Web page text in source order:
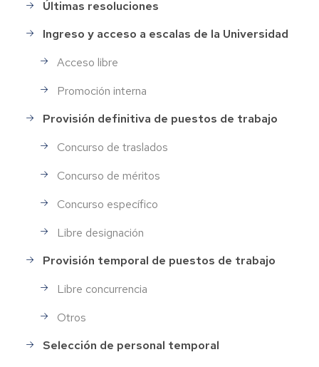
Últimas resoluciones
Ingreso y acceso a escalas de la Universidad
Acceso libre
Promoción interna
Provisión definitiva de puestos de trabajo
Concurso de traslados
Concurso de méritos
Concurso específico
Libre designación
Provisión temporal de puestos de trabajo
Libre concurrencia
Otros
Selección de personal temporal